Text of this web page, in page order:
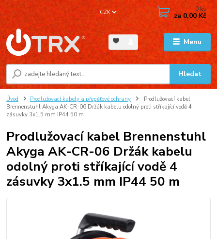
Menu
CZK
Hledat
0 ks
za0,00 Kč
Úvod Prodlužovací kabely a přepěťové ochrany
Prodlužovací kabel
Brennenstuhl Akyga AK-CR-06 Držák kabelu odolný proti stříkající vodě 4
zásuvky 3x1.5 mm IP44 50 m
Prodlužovací kabel Brennenstuhl
Akyga AK-CR-06 Držák kabelu
odolný proti stříkající vodě 4
zásuvky 3x1.5 mm IP44 50 m